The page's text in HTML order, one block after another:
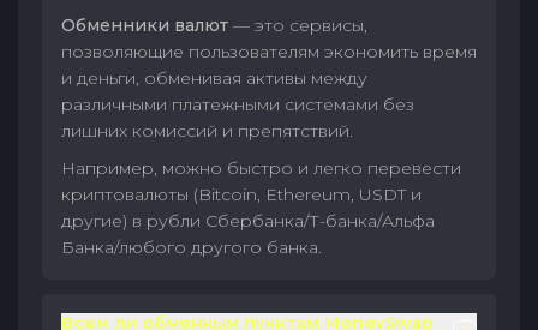
Обменники валют — это сервисы,
позволяющие пользователям экономить время
и деньги, обменивая активы между
различными платежными системами без
лишних комиссий и препятствий.
Например, можно быстро и легко перевести
криптовалюты (Bitcoin, Ethereum, USDT и
другие) в рубли Сбербанка/Т-банка/Альфа
Банка/любого другого банка.
Всем ли обменным пунктам MoneySwap